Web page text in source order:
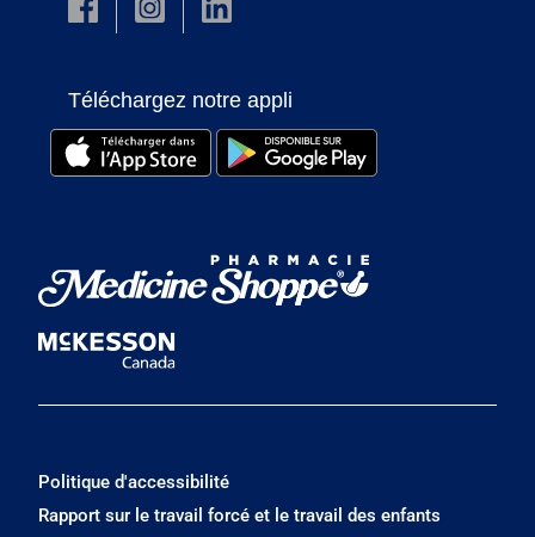
Téléchargez notre appli
Politique d'accessibilité
Rapport sur le travail forcé et le travail des enfants